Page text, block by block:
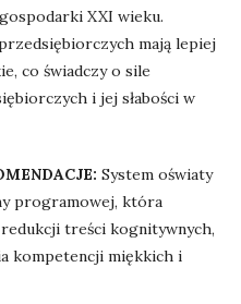
XXI wieku.
mają lepiej
co świadczy o sile
i jej słabości w
System oświaty
programowej, która
treści kognitywnych,
kompetencji miękkich i